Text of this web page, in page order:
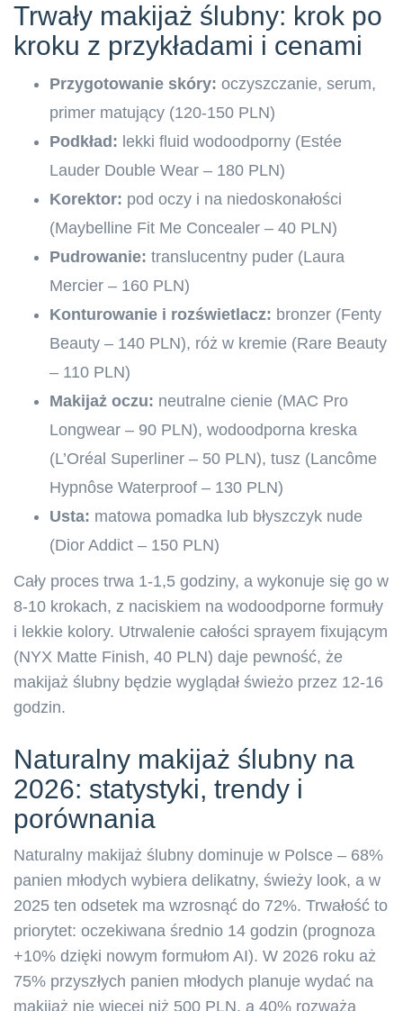
Trwały makijaż ślubny: krok po
kroku z przykładami i cenami
Przygotowanie skóry: oczyszczanie, serum,
primer matujący (120-150 PLN)
Podkład: lekki fluid wodoodporny (Estée
Lauder Double Wear – 180 PLN)
Korektor: pod oczy i na niedoskonałości
(Maybelline Fit Me Concealer – 40 PLN)
Pudrowanie: translucentny puder (Laura
Mercier – 160 PLN)
Konturowanie i rozświetlacz: bronzer (Fenty
Beauty – 140 PLN), róż w kremie (Rare Beauty
– 110 PLN)
Makijaż oczu: neutralne cienie (MAC Pro
Longwear – 90 PLN), wodoodporna kreska
(L’Oréal Superliner – 50 PLN), tusz (Lancôme
Hypnôse Waterproof – 130 PLN)
Usta: matowa pomadka lub błyszczyk nude
(Dior Addict – 150 PLN)
Cały proces trwa 1-1,5 godziny, a wykonuje się go w
8-10 krokach, z naciskiem na wodoodporne formuły
i lekkie kolory. Utrwalenie całości sprayem fixującym
(NYX Matte Finish, 40 PLN) daje pewność, że
makijaż ślubny będzie wyglądał świeżo przez 12-16
godzin.
Naturalny makijaż ślubny na
2026: statystyki, trendy i
porównania
Naturalny makijaż ślubny dominuje w Polsce – 68%
panien młodych wybiera delikatny, świeży look, a w
2025 ten odsetek ma wzrosnąć do 72%. Trwałość to
priorytet: oczekiwana średnio 14 godzin (prognoza
+10% dzięki nowym formułom AI). W 2026 roku aż
75% przyszłych panien młodych planuje wydać na
makijaż nie więcej niż 500 PLN, a 40% rozważa